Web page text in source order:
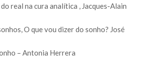
real na cura analítica , Jacques-Alain
O que vou dizer do sonho? José
– Antonia Herrera